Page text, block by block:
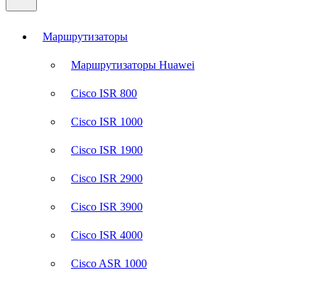
Маршрутизаторы
Маршрутизаторы Huawei
Cisco ISR 800
Cisco ISR 1000
Cisco ISR 1900
Cisco ISR 2900
Cisco ISR 3900
Cisco ISR 4000
Cisco ASR 1000